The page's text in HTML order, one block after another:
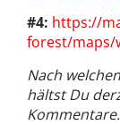
#4: https://
forest/maps/
Nach
hältst Du
Kommentare.